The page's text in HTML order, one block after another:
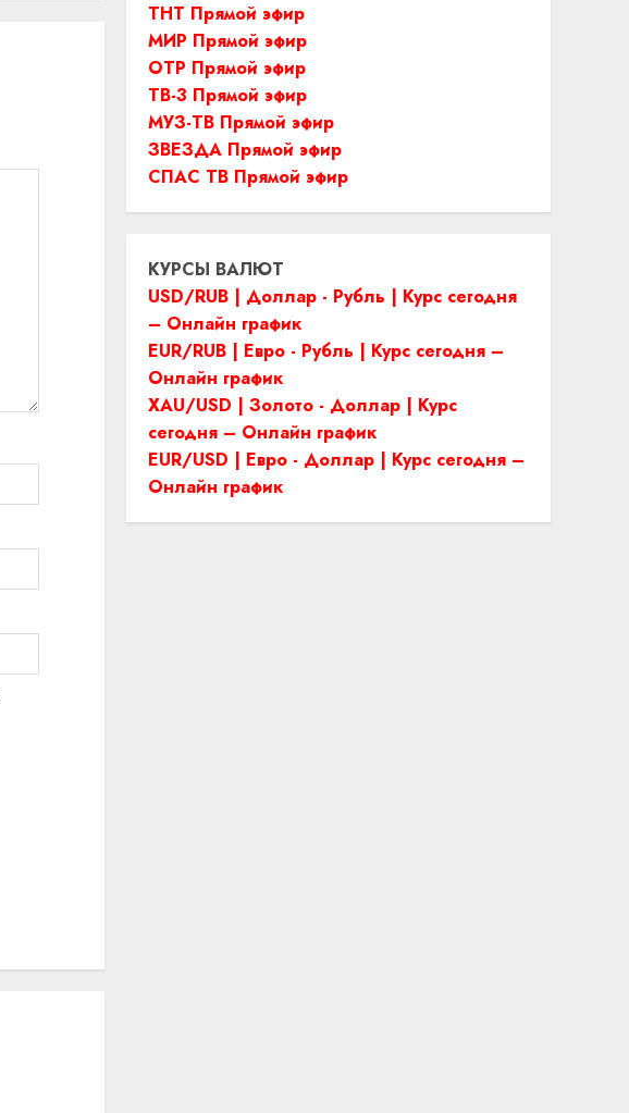
ТНТ Прямой эфир
МИР Прямой эфир
ОТР Прямой эфир
ТВ-3 Прямой эфир
МУЗ-ТВ Прямой эфир
ЗВЕЗДА Прямой эфир
СПАС ТВ Прямой эфир
КУРСЫ ВАЛЮТ
USD/RUB | Доллар - Рубль | Курс сегодня
– Онлайн график
EUR/RUB | Евро - Рубль | Курс сегодня –
Онлайн график
XAU/USD | Золото - Доллар | Курс
сегодня – Онлайн график
EUR/USD | Евро - Доллар | Курс сегодня –
Онлайн график